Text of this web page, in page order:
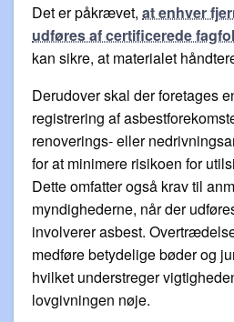
Det er påkrævet, at enhver
udføres af certificerede
kan sikre, at materialet
Derudover skal der foretages
registrering af
renoverings- eller
for at minimere risikoen for
Dette omfatter også krav til
myndighederne, når der
involverer asbest.
medføre betydelige bøder og
hvilket understreger
lovgivningen nøje.